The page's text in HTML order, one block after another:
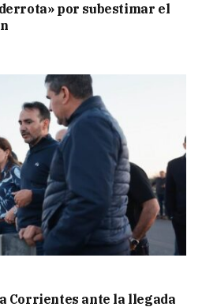
por subestimar el
Corrientes ante la llegada